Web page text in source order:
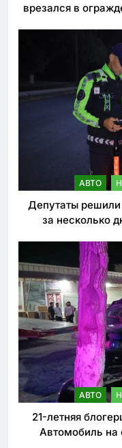
врезался в
АВТО
Депутаты решили
за несколько
АВТО
21-летняя
Автомобиль на